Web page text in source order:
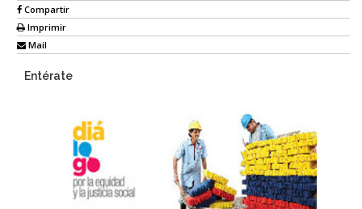
Compartir
Imprimir
Mail
Entérate